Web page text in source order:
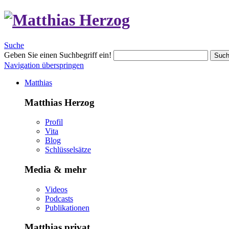
Suche
Geben Sie einen Suchbegriff ein!
Navigation überspringen
Matthias
Matthias Herzog
Profil
Vita
Blog
Schlüsselsätze
Media & mehr
Videos
Podcasts
Publikationen